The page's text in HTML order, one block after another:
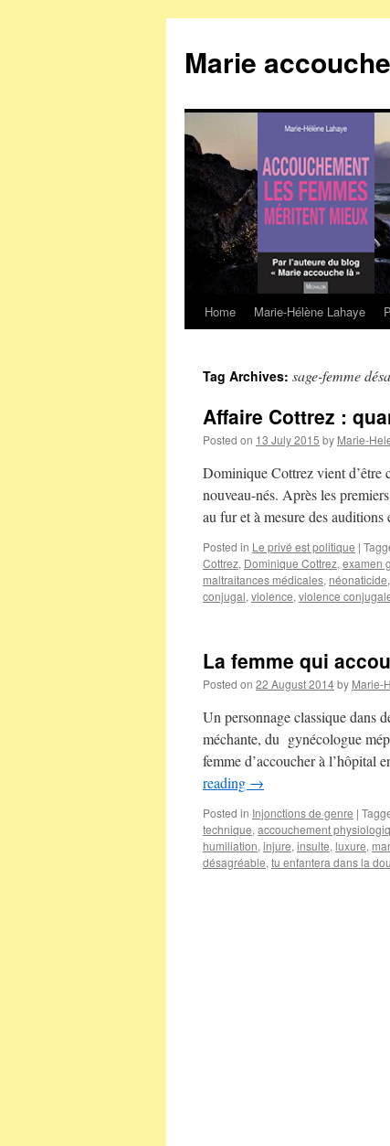
Marie
Skip
content
Home Marie-Hélène Lahaye
Tag Archives: sage-femme
Affaire Cottrez :
Posted on 13 July 2015 by Marie-
Dominique Cottrez vient d’être
nouveau-nés. Après les
au fur et à mesure des
Posted in Le privé est politique |
Cottrez, Dominique Cottrez, examen
maltraitances médicales, néonaticide,
conjugal, violence, violence
La femme qui
Posted on 22 August 2014by Marie-
Un personnage classique dans
méchante, du gynécologue
femme d’accoucher à l’hôpital
reading →
Posted in Injonctions de genre |
technique, accouchement
humiliation, injure, insulte, luxure,
désagréable, tu enfantera dans la